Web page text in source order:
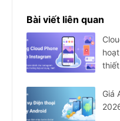
Bài viết liên quan
Giá